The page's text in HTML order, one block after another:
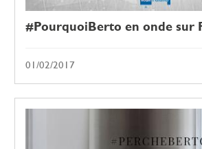
#PourquoiBerto en onde sur
01/02/2017